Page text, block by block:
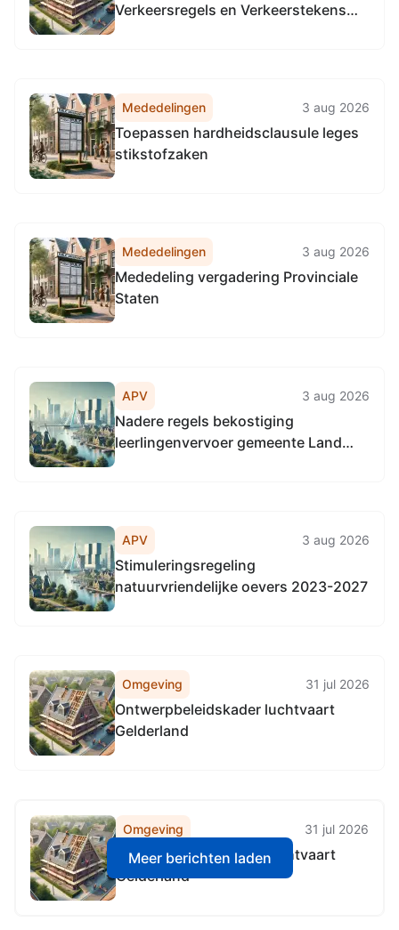
Verkeersregels en Verkeerstekens
Mededelingen 3 aug 2026
Toepassen hardheidsclausule leges
stikstofzaken
Mededelingen 3 aug 2026
Mededeling vergadering Provinciale
Staten
APV 3 aug 2026
Nadere regels bekostiging
leerlingenvervoer gemeente Land
APV 3 aug 2026
Stimuleringsregeling
natuurvriendelijke oevers 2023-2027
Omgeving 31 jul 2026
Ontwerpbeleidskader luchtvaart
Gelderland
Omgeving 31 jul 2026
Ontwerpbeleidskader luchtvaart
Gelderland
Meer berichten laden